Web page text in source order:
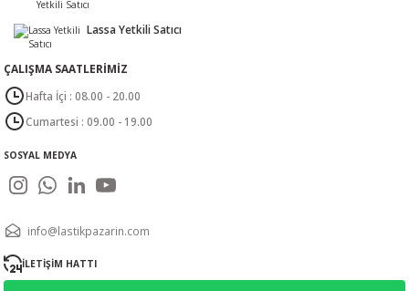
Lassa Yetkili Satıcı
ÇALIŞMA SAATLERİMİZ
Hafta İçi : 08.00 - 20.00
Cumartesi : 09.00 - 19.00
SOSYAL MEDYA
info@lastikpazarin.com
İLETİŞİM HATTI